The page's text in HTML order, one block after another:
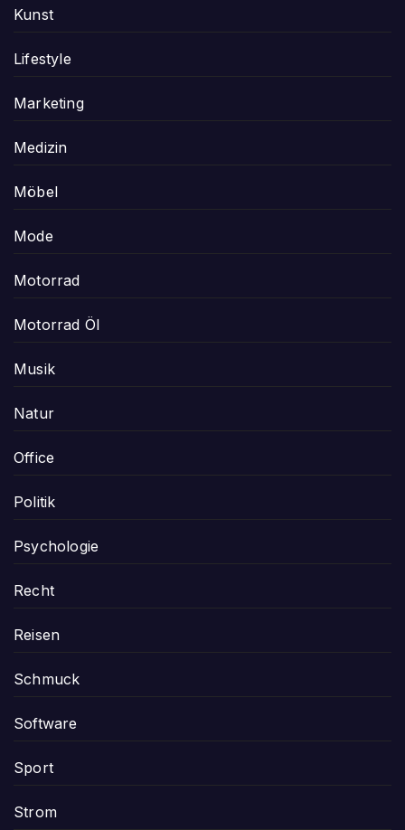
Kunst
Lifestyle
Marketing
Medizin
Möbel
Mode
Motorrad
Motorrad Öl
Musik
Natur
Office
Politik
Psychologie
Recht
Reisen
Schmuck
Software
Sport
Strom